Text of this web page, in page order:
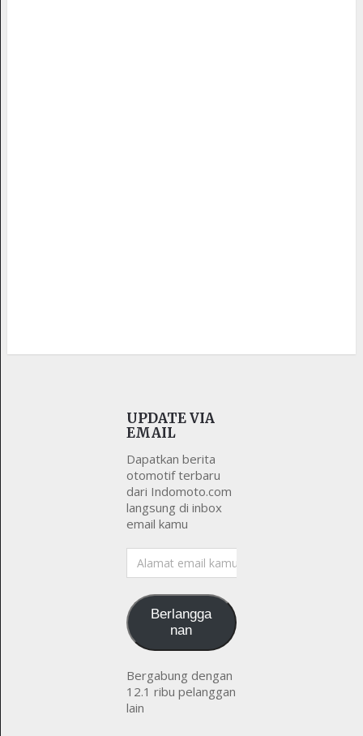
UPDATE VIA
EMAIL
Dapatkan berita
otomotif terbaru
dari Indomoto.com
langsung di inbox
email kamu
Alamat
email
Berlangga
nan
Bergabung dengan
12.1 ribu pelanggan
lain